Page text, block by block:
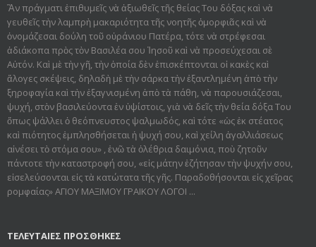
Ἂν πράγματι ἐπιθυμεῖς νὰ ἀξιωθεῖς τῆς θείας Του δόξας καὶ νὰ
γευθεῖς τὴν λαμπρὴ μακαριότητα τῆς νοητῆς ὀμορφιᾶς καὶ νὰ
ὀνομάζεσαι δούλη τοῦ οὐράνιου Πατέρα, τότε νὰ στρέφεσαι
ἀδιάκοπα πρὸς τὸν Βασιλέα σου Ἰησοῦ καὶ νὰ προσεύχεσαι σὲ
Αὐτόν. Καὶ μὲ τὴν γῆ, τὴν ὁποία δὲν ἐπισκέπτονται οἱ κακὲς καὶ
ἄλογες σκέψεις, δηλαδὴ μὲ τὴν σάρκα τὴν ἐξαντλημένη ἀπὸ τὴν
ξηροφαγία καὶ τὴν ἐξαγνισμένη ἀπὸ τὰ πάθη, νὰ παρουσιάζεσαι,
ψυχή, στὸν βασιλεύοντα ἐν ὑψίστοις, γιὰ νὰ δεῖς τὴν θεία δόξα Του
ὅπως ψάλλει ὁ θεόπνευστος ψαλμωδός, καὶ τότε «ὡς ἐκ στέατος
καὶ πιότητος ἐμπλησθήσεται ἡ ψυχή σου, καὶ χείλη ἀγαλλιάσεως
αἰνέσει τὸ στόμα σου» , ἐνῶ τὰ ὀλέθρια δαιμόνια, ποὺ ζητοῦν
πάντοτε τὴν καταστροφή σου, «εἰς μάτην ἐζήτησαν τὴν ψυχήν σου,
εἰσελεύσονται εἰς τὰ κατώτατα τῆς γῆς. Παραδοθήσον­ται εἰς χεῖρας
ρομφαίας» ΑΓΙΟΥ ΜΑΞΙΜΟΥ ΓΡΑΙΚΟΥ ΛΟΓΟΙ ...
ΤΕΛΕΥΤΑΙΕΣ ΠΡΟΣΘΗΚΕΣ